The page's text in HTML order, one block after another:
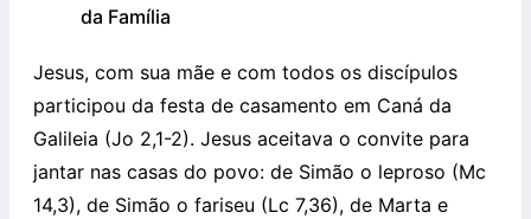
da Família
Jesus, com sua mãe e com todos os discípulos
participou da festa de casamento em Caná da
Galileia (Jo 2,1-2). Jesus aceitava o convite para
jantar nas casas do povo: de Simão o leproso (Mc
14,3), de Simão o fariseu (Lc 7,36), de Marta e